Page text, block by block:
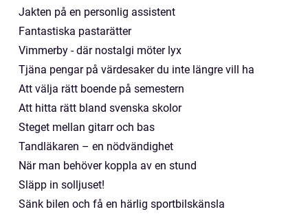
Jakten på en personlig assistent
Fantastiska pastarätter
Vimmerby - där nostalgi möter lyx
Tjäna pengar på värdesaker du inte längre vill ha
Att välja rätt boende på semestern
Att hitta rätt bland svenska skolor
Steget mellan gitarr och bas
Tandläkaren – en nödvändighet
När man behöver koppla av en stund
Släpp in solljuset!
Sänk bilen och få en härlig sportbilskänsla